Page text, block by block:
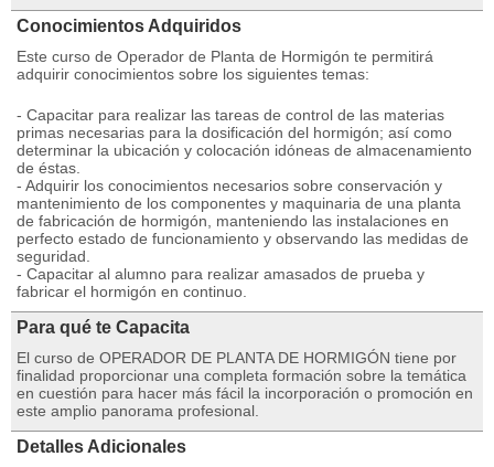
Conocimientos Adquiridos
Este curso de Operador de Planta de Hormigón te permitirá
adquirir conocimientos sobre los siguientes temas:
- Capacitar para realizar las tareas de control de las materias
primas necesarias para la dosificación del hormigón; así como
determinar la ubicación y colocación idóneas de almacenamiento
de éstas.
- Adquirir los conocimientos necesarios sobre conservación y
mantenimiento de los componentes y maquinaria de una planta
de fabricación de hormigón, manteniendo las instalaciones en
perfecto estado de funcionamiento y observando las medidas de
seguridad.
- Capacitar al alumno para realizar amasados de prueba y
fabricar el hormigón en continuo.
Para qué te Capacita
El curso de OPERADOR DE PLANTA DE HORMIGÓN tiene por
finalidad proporcionar una completa formación sobre la temática
en cuestión para hacer más fácil la incorporación o promoción en
este amplio panorama profesional.
Detalles Adicionales